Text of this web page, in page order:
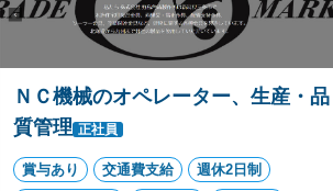
ＮＣ機械のオペレーター、生産・品
質管理 正社員
賞与あり 交通費支給
週休2日制